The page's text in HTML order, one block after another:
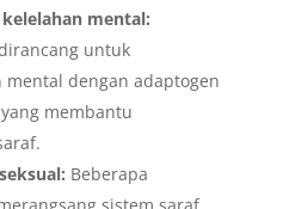
mental:
untuk
dengan adaptogen
membantu
Beberapa